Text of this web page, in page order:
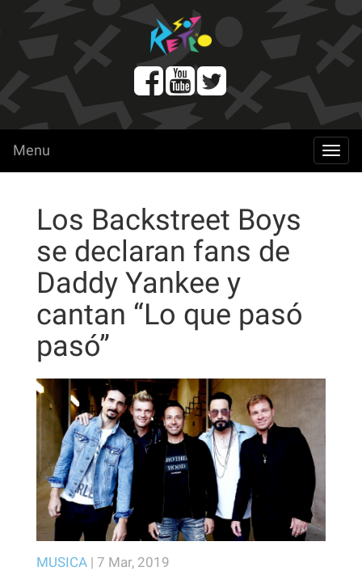
menu
Menu
Los Backstreet Boys
se declaran fans de
Daddy Yankee y
cantan “Lo que pasó
pasó”
MUSICA | 7 Mar, 2019